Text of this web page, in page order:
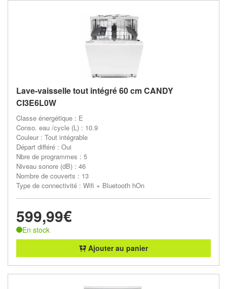
Lave-vaisselle tout intégré 60 cm CANDY
CI3E6L0W
Classe énergétique : E
Conso. eau /cycle (L) : 10.9
Couleur : Tout intégrable
Départ différé : Oui
Nbre de programmes : 5
Niveau sonore (dB) : 46
Nombre de couverts : 13
Type de connectivité : Wifi + Bluetooth hOn
599,99€
En stock
Ajouter au panier